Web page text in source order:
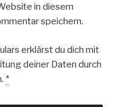
in diesem
speichern.
erklärst du dich mit
deiner Daten durch
*